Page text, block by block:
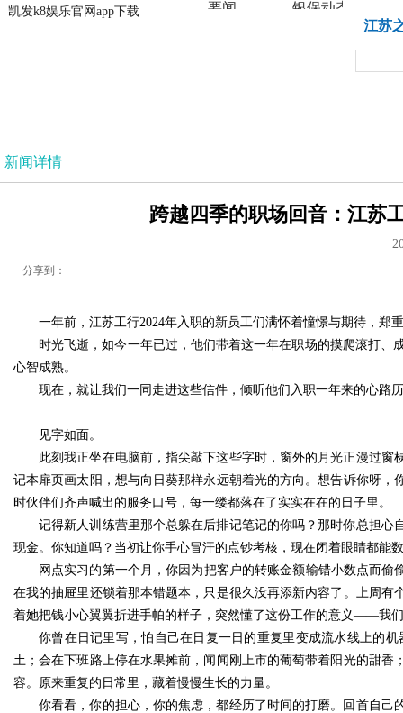
凯发k8娱乐官网app下载
凯发k8娱乐官网app下载
要闻 银保动态
江苏
新闻详情
跨越四季的职场回音：江苏
分享到：
一年前，江苏工行2024年入职的新员工们满怀着憧憬与期待，郑
时光飞逝，如今一年已过，他们带着这一年在职场的摸爬滚打
心智成熟。
现在，就让我们一同走进这些信件，倾听他们入职一年来的心路
见字如面。
此刻我正坐在电脑前，指尖敲下这些字时，窗外的月光正漫过
记本扉页画太阳，想与向日葵那样永远朝着光的方向。想告诉你呀
时伙伴们齐声喊出的服务口号，每一缕都落在了实实在在的日子里。
记得新人训练营里那个总躲在后排记笔记的你吗？那时你总担
现金。你知道吗？当初让你手心冒汗的点钞考核，现在闭着眼睛都能
网点实习的第一个月，你因为把客户的转账金额输错小数点而
在我的抽屉里还锁着那本错题本，只是很久没再添新内容了。上周
着她把钱小心翼翼折进手帕的样子，突然懂了这份工作的意义——我
你曾在日记里写，怕自己在日复一日的重复里变成流水线上的
土；会在下班路上停在水果摊前，闻闻刚上市的葡萄带着阳光的甜
容。原来重复的日常里，藏着慢慢生长的力量。
你看看，你的担心，你的焦虑，都经历了时间的打磨。回首自